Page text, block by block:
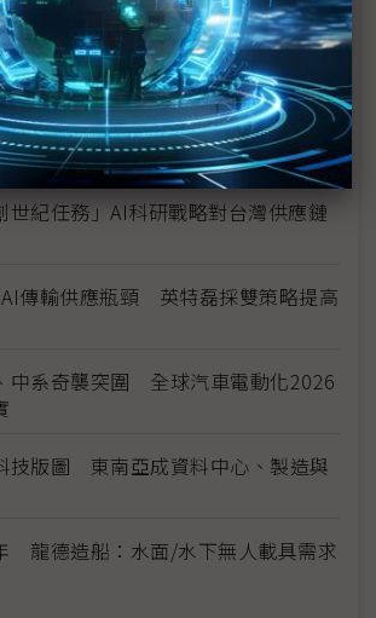
貿易協議持續推進 2026聚焦關鍵礦
鍵40分鐘會談 將政治阻力化為英特
世紀任務」AI科研戰略對台灣供應鏈
傳輸供應瓶頸 英特磊採雙策略提高
中系奇襲突圍 全球汽車電動化2026
技版圖 東南亞成資料中心、製造與
龍德造船：水面/水下無人載具需求